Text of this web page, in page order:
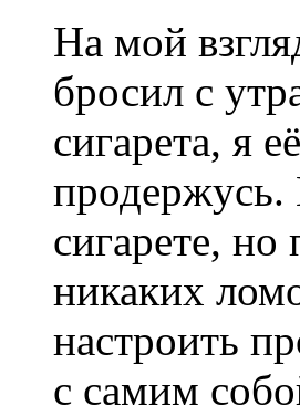
На мой
бросил с
сигарета, я
продержусь.
сигарете,
никаких
настроить
с самим